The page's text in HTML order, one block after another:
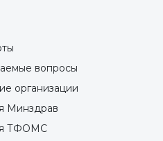
вопросы
организации
Минздрав
ТФОМС